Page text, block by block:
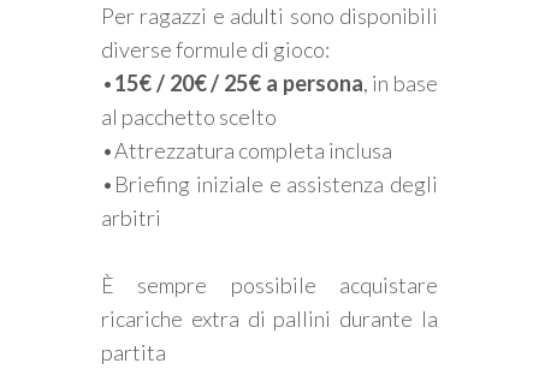
Per ragazzi e adulti sono disponibili
diverse formule di gioco:
•15€ / 20€ / 25€ a persona, in base
al pacchetto scelto
•Attrezzatura completa inclusa
•Briefing iniziale e assistenza degli
arbitri
È sempre possibile acquistare
ricariche extra di pallini durante la
partita